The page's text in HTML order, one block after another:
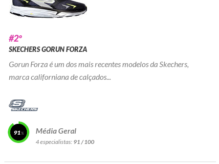
#2º
SKECHERS GORUN FORZA
Gorun Forza é um dos mais recentes modelos da Skechers,
marca californiana de calçados...
91 Média Geral
4 especialistas: 91 / 100